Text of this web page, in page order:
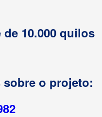
10.000 quilos
sobre o projeto: